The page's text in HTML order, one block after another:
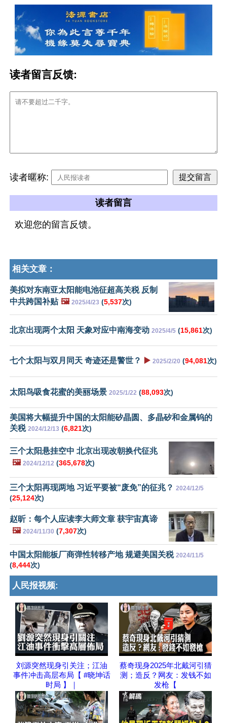
读者留言反馈:
读者暱称:
读者留言
欢迎您的留言反馈。
相关文章：
美拟对东南亚太阳能电池征超高关税 反制
中共跨国补贴 🖼️ 2025/4/23 (5,537次)
北京出现两个太阳 天象对应中南海变动 2025/4/5 (15,861次)
七个太阳与双月同天 奇迹还是警世？ ▶️ 2025/2/20 (94,081次)
太阳鸟吸食花蜜的美丽场景 2025/1/22 (88,093次)
美国将大幅提升中国的太阳能矽晶圆、多晶矽和金属钨的
关税 2024/12/13 (6,821次)
三个太阳悬挂空中 北京出现改朝换代征兆
🖼️ 2024/12/12 (365,678次)
三个太阳再现两地 习近平要被“废免”的征兆？ 2024/12/5
(25,124次)
赵昕：每个人应读李大师文章 获宇宙真谛
🖼️ 2024/11/30 (7,307次)
中国太阳能板厂商弹性转移产地 规避美国关税 2024/11/5
(8,444次)
人民报视频:
刘源突然现身引关注；江油
事件冲击高层布局【 #晓坤话
时局 】｜
蔡奇现身2025年北戴河引猜
测；造反？网友：发钱不如
发枪【